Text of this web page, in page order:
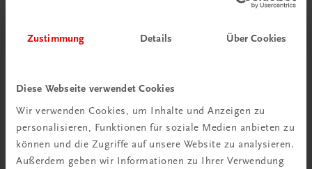
Zustimmung Details Über Cookies
Diese Webseite verwendet Cookies
Wir verwenden Cookies, um Inhalte und Anzeigen zu
personalisieren, Funktionen für soziale Medien anbieten zu
können und die Zugriffe auf unsere Website zu analysieren.
Außerdem geben wir Informationen zu Ihrer Verwendung
Bildung
TRAUNER-DigiBox
€ 15,47